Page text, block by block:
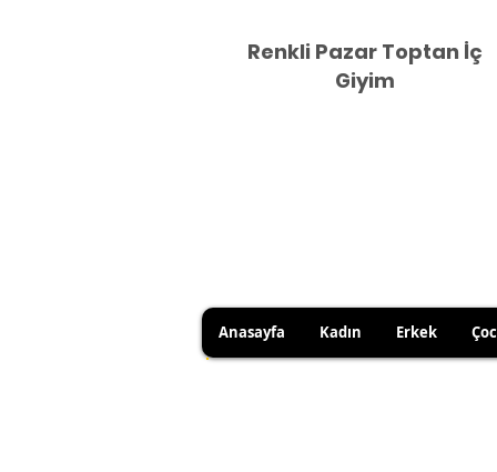
Renkli Pazar Toptan İç
Giyim
Anasayfa Kadın Erkek